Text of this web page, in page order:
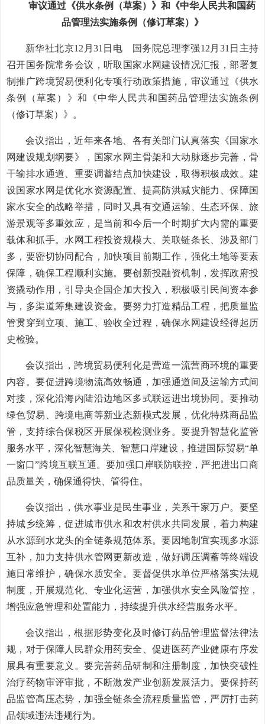
审议通过《供水条例（草案）》和《中华人民共和国药
品管理法实施条例（修订草案）》
新华社北京12月31日电 国务院总理李强12月31日主持
召开国务院常务会议，听取国家水网建设情况汇报，部署复
制推广跨境贸易便利化专项行动政策措施，审议通过《供水
条例（草案）》和《中华人民共和国药品管理法实施条例
（修订草案）》。
会议指出，近年来各地、各有关部门认真落实《国家水
网建设规划纲要》，国家水网主骨架和大动脉逐步完善，骨
干输排水通道、重要调蓄结点加快建设，取得积极成效。建
设国家水网是优化水资源配置、提高防洪减灾能力、保障国
家水安全的战略举措，同时又具有交通运输、生态环保、旅
游景观等多重效应，是当前和今后一个时期扩大内需的重要
载体和抓手。水网工程投资规模大、关联链条长、涉及部门
多，要密切协同配合，加快项目前期工作，强化土地等要素
保障，确保工程顺利实施。要创新投融资机制，发挥政府投
资撬动作用，引导央企国企加大投入，积极吸引民间资本参
与，多渠道筹集建设资金。要努力打造精品工程，把质量监
管贯穿到立项、施工、验收全过程，确保水网建设经得起历
史检验。
会议指出，跨境贸易便利化是营造一流营商环境的重要
内容。要促进跨境物流高效畅通，加强通道间及运输方式间
对接，深化沿海内陆沿边地区多式联运进出境协同。要推动
绿色贸易、跨境电商等新业态新模式发展，优化特殊商品监
管，支持综合保税区开展保税检测业务。要提升智慧化监管
服务水平，深化智慧海关、智慧口岸建设，推进国际贸易“单
一窗口”跨境互联互通。要加强口岸联防联控，严把进出口商
品质量关，确保通得快、管得住。
会议指出，供水事业是民生事业，关系千家万户。要坚
持城乡统筹，促进城市供水和农村供水共同发展，着力构建
从水源到水龙头的全链条规范体系。要因地制宜实现多水源
互补，加力支持供水管网更新改造，做好调压调蓄等终端设
施日常维护，确保水质安全。要督促供水单位严格落实法规
制度，开展规范化、专业化运营，加强供水安全风险管控，
增强应急管理和处置能力，持续提升供水经营服务水平。
会议指出，根据形势变化及时修订药品管理监督法律法
规，对于保障人民群众用药安全、促进医药产业健康有序发
展具有重要意义。要完善药品研制和注册制度，加快突破性
治疗药物审评审批，不断激发产业创新发展活力。要保持药
品监管高压态势，加强全链条全流程质量监管，严厉打击药
品领域违法违规行为。